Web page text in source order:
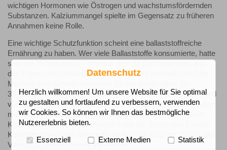
wichtigen Hormonen wie Östrogen und wachstumsfördernden
Substanzen. Kalziummangel spielte im Gegensatz zu früheren
Annahmen keine Rolle.
Eine wichtige Schutzfunktion scheint eine ballaststoffreiche
Ernährung zu haben. Wer viele Ballaststoffe konsumierte, hatte
seltener Verletzungen – offenbar weil die Darmbakterien aus
den Fasern entzündungshemmende Stoffe herstellen und die
Muskeln und Sehnen schützen. Zu viel davon (über 25-
35 g/Tag) kann jedoch kontraproduktiv sein: Es sättigt stark und
verringert so die Gesamtenergieaufnahme, was in Kombination
mit hartem Training zu Energieunterversorgung führen kann.
Keinen Einfluss auf Verletzungen hatte die Zufuhr von Eiweiß,
Kohlenhydraten oder Mikronährstoffen wie Kalzium, Eisen oder
Vitamin D, ebenso wenig wie Alkohol.
Datenschutz
Herzlich willkommen! Um unsere Website für Sie optimal
zu gestalten und fortlaufend zu verbessern, verwenden
wir Cookies. So können wir Ihnen das bestmögliche
Nutzererlebnis bieten.
Essenziell Externe Medien Statistik